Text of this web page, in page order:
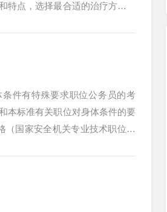
点，选择最合适的治疗方法，
件有特殊要求职位公务员的考
本标准有关职位对身体条件的要
（国家安全机关专业技术职位除